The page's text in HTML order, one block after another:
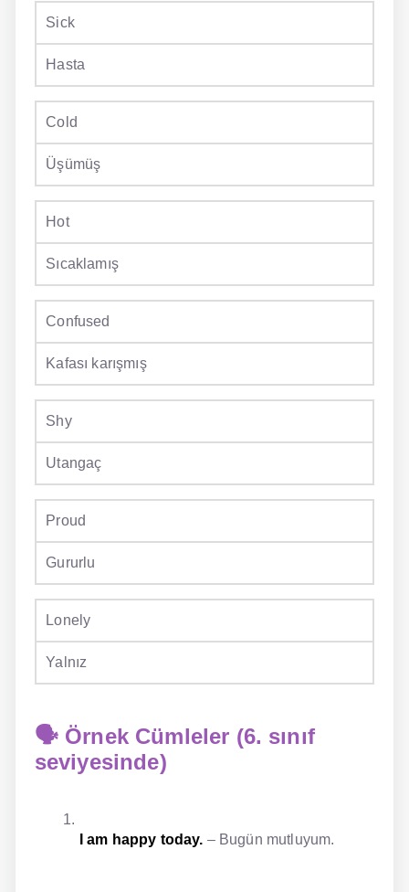
Sick
Hasta
Cold
Üşümüş
Hot
Sıcaklamış
Confused
Kafası karışmış
Shy
Utangaç
Proud
Gururlu
Lonely
Yalnız
🗣️ Örnek Cümleler (6. sınıf
seviyesinde)
I am happy today. – Bugün mutluyum.